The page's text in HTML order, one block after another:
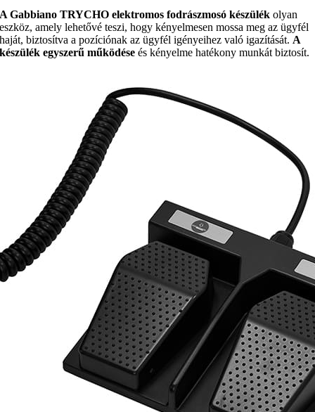
A Gabbiano TRYCHO elektromos fodrászmosó készülék olyan
eszköz, amely lehetővé teszi, hogy kényelmesen mossa meg az ügyfél
haját, biztosítva a pozíciónak az ügyfél igényeihez való igazítását. A
készülék egyszerű működése és kényelme hatékony munkát biztosít.